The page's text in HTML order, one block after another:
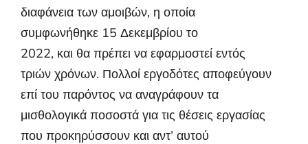
διαφάνεια των αμοιβών, η οποία
συμφωνήθηκε 15 Δεκεμβρίου το
2022, και θα πρέπει να εφαρμοστεί εντός
τριών χρόνων. Πολλοί εργοδότες αποφεύγουν
επί του παρόντος να αναγράφουν τα
μισθολογικά ποσοστά για τις θέσεις εργασίας
που προκηρύσσουν και αντ’ αυτού